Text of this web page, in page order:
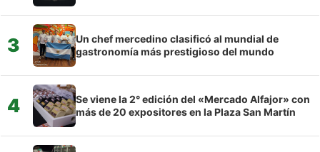
3
Un chef mercedino clasificó al mundial de
gastronomía más prestigioso del mundo
4
Se viene la 2° edición del «Mercado Alfajor» con
más de 20 expositores en la Plaza San Martín